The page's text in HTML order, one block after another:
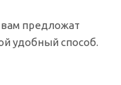
вам предложат
удобный способ.